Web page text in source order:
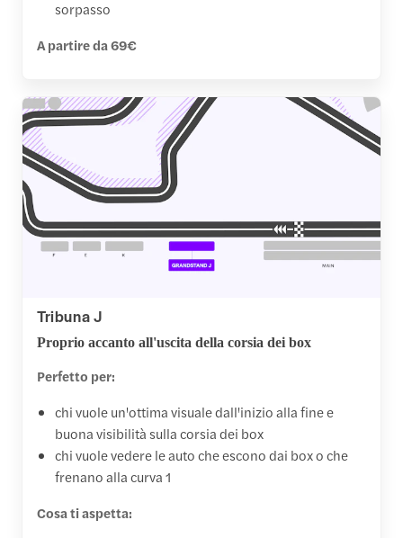
sorpasso
A partire da 69€
Tribuna J
Proprio accanto all'uscita della corsia dei box
Perfetto per:
chi vuole un'ottima visuale dall'inizio alla fine e
buona visibilità sulla corsia dei box
chi vuole vedere le auto che escono dai box o che
frenano alla curva 1
Cosa ti aspetta: